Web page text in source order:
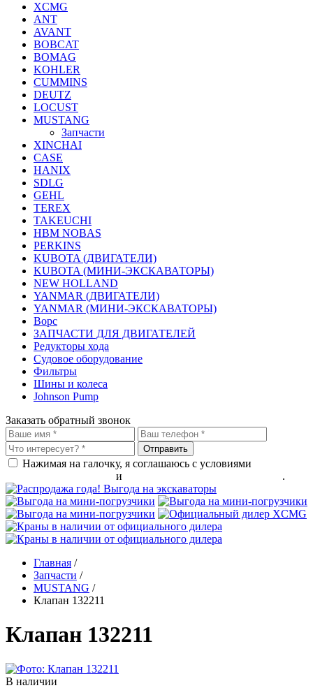
XCMG
ANT
AVANT
BOBCAT
BOMAG
KOHLER
CUMMINS
DEUTZ
LOCUST
MUSTANG
Запчасти
XINCHAI
CASE
HANIX
SDLG
GEHL
TEREX
TAKEUCHI
HBM NOBAS
PERKINS
KUBOTA (ДВИГАТЕЛИ)
KUBOTA (МИНИ-ЭКСКАВАТОРЫ)
NEW HOLLAND
YANMAR (ДВИГАТЕЛИ)
YANMAR (МИНИ-ЭКСКАВАТОРЫ)
Ворс
ЗАПЧАСТИ ДЛЯ ДВИГАТЕЛЕЙ
Редукторы хода
Судовое оборудование
Фильтры
Шины и колеса
Johnson Pump
Заказать обратный звонок
Нажимая на галочку, я соглашаюсь с условиями
и .
Главная /
Запчасти /
MUSTANG /
Клапан 132211
Клапан 132211
В наличии